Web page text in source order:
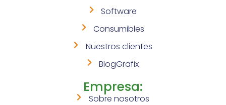
Software
Consumibles
Nuestros clientes
BlogGrafix
Empresa:
Sobre nosotros